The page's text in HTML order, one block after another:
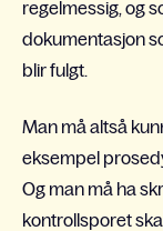
regelmessig, og
dokumentasjon
blir fulgt.
Man må altså
eksempel
Og man må ha
kontrollsporet